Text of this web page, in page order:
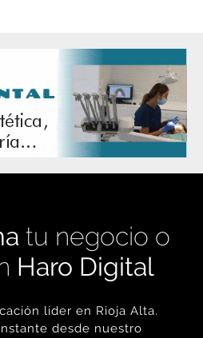
tu negocio o
Haro Digital
líder en Rioja Alta.
desde nuestro